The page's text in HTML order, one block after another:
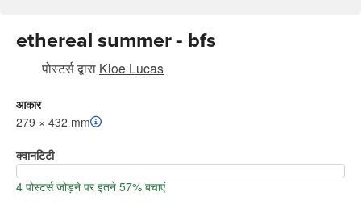
ethereal summer - bfs
पोस्टर्सद्वारा Kloe Lucas
आकार
279 × 432 mm
क्वानटिटी
4 पोस्टर्स जोड़ने पर इतने 57% बचाएं